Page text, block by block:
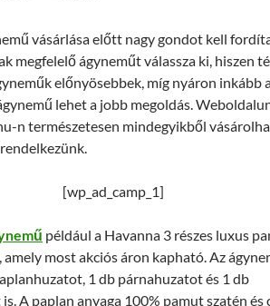
vásárlása előtt nagy gondot kell
megfelelő ágyneműt válassza ki, hiszen
előnyösebbek, míg nyáron inkább
lehet a jobb megoldás.
n természetesen mindegyikből
[wp_ad_camp_1]
például a Havanna 3 részes luxus
amely most akciós áron kapható. Az
1 db párnahuzatot és 1 db
A paplan anyaga 100% pamut szatén és